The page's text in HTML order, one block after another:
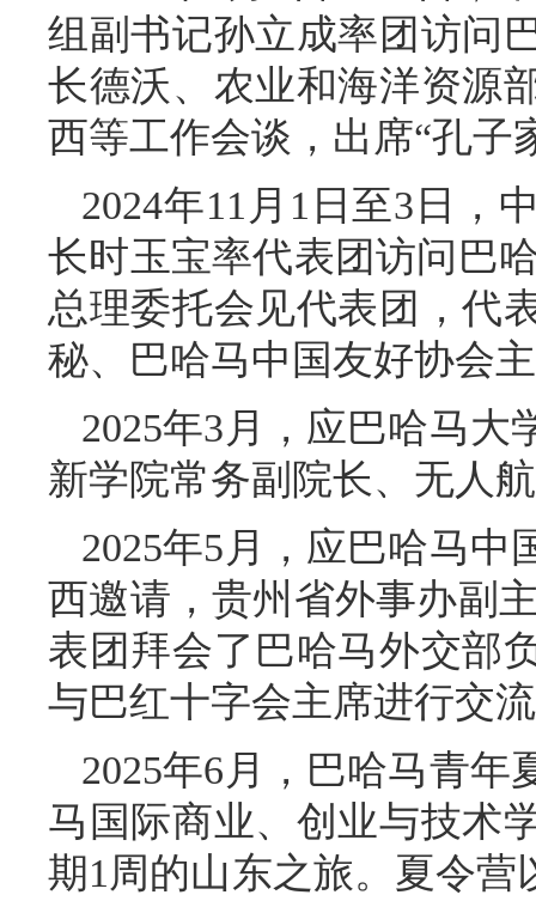
组副书记孙立成率团访问
长德沃、农业和海洋资源
西等工作会谈，出席“孔子
2024年11月1日至3日，
长时玉宝率代表团访问巴
总理委托会见代表团，代
秘、巴哈马中国友好协会
2025年3月，应巴哈马
新学院常务副院长、无人
2025年5月，应巴哈马
西邀请，贵州省外事办副
表团拜会了巴哈马外交部
与巴红十字会主席进行交
2025年6月，巴哈马青
马国际商业、创业与技术
期1周的山东之旅。夏令营